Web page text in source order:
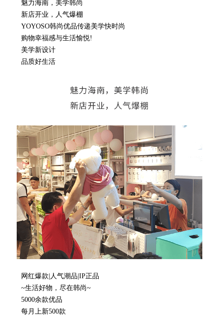
魅力海南，美学韩尚
新店开业，人气爆棚
YOYOSO韩尚优品传递美学快时尚
购物幸福感与生活愉悦!
美学新设计
品质好生活
网红爆款|人气潮品|IP正品
~生活好物，尽在韩尚~
5000余款优品
每月上新500款